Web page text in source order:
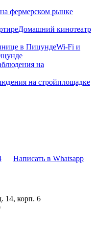
фермерском рынке
Домашний кинотеатр
Wi-Fi и
на стройплощадке
Написать в Whatsapp
14, корп. 6